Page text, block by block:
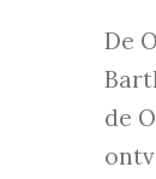
De
de